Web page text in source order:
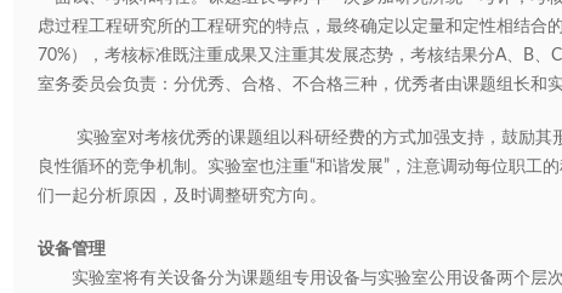
虑过程工程研究所的工程研究的特点，最终确定以定量和定性相结合
70%），考核标准既注重成果又注重其发展态势，考核结果分A、B、
室务委员会负责：分优秀、合格、不合格三种，优秀者由课题组长和
实验室对考核优秀的课题组以科研经费的方式加强支持，鼓励其
良性循环的竞争机制。实验室也注重“和谐发展”，注意调动每位职工
们一起分析原因，及时调整研究方向。
设备管理
实验室将有关设备分为课题组专用设备与实验室公用设备两个层